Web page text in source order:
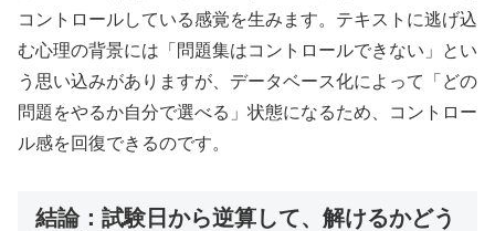
コントロールしている感覚を生みます。テキストに逃げ込
む心理の背景には「問題集はコントロールできない」とい
う思い込みがありますが、データベース化によって「どの
問題をやるか自分で選べる」状態になるため、コントロー
ル感を回復できるのです。
結論：試験日から逆算して、解けるかどう